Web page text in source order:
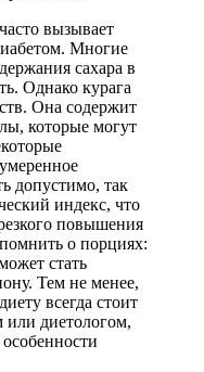
вызывает
Многие
сахара в
Однако курага
Она содержит
которые могут
допустимо, так
индекс, что
повышения
о порциях:
стать
Тем не менее,
всегда стоит
или диетологом,